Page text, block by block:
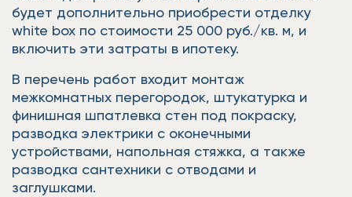
будет дополнительно приобрести отделку
white box по стоимости 25 000 руб./кв. м, и
включить эти затраты в ипотеку.
В перечень работ входит монтаж
межкомнатных перегородок, штукатурка и
финишная шпатлевка стен под покраску,
разводка электрики с оконечными
устройствами, напольная стяжка, а также
разводка сантехники с отводами и
заглушками.